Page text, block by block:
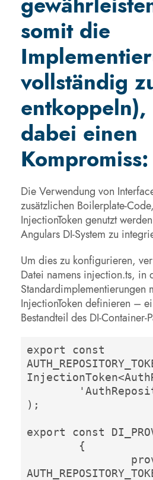
somit die
vollständig
dabei einen
Kompromiss:
Die Verwendung von
zusätzlichen Boilerplate-
InjectionToken genutzt
Angulars DI-System zu
Um dies zu konfigurieren,
Datei namens injection.ts, in
Standardimplementierungen
InjectionToken definieren –
Bestandteil des DI-Container-
export const
);
export const